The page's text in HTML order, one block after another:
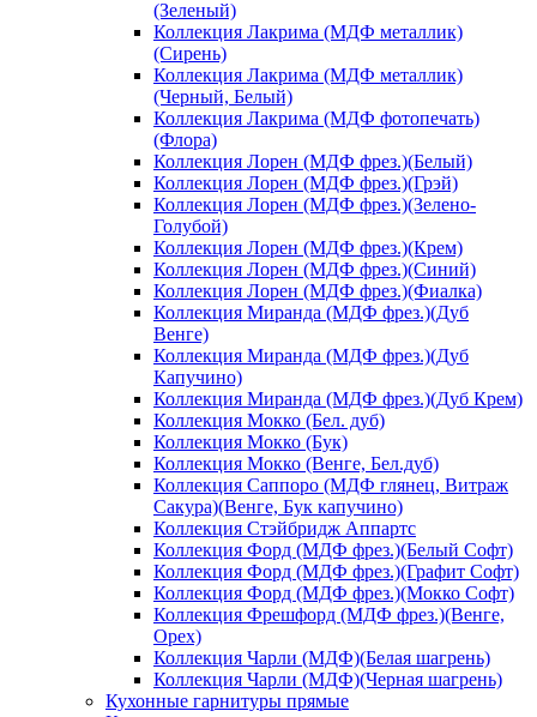
(Зеленый)
Коллекция Лакрима (МДФ металлик)
(Сирень)
Коллекция Лакрима (МДФ металлик)
(Черный, Белый)
Коллекция Лакрима (МДФ фотопечать)
(Флора)
Коллекция Лорен (МДФ фрез.)(Белый)
Коллекция Лорен (МДФ фрез.)(Грэй)
Коллекция Лорен (МДФ фрез.)(Зелено-
Голубой)
Коллекция Лорен (МДФ фрез.)(Крем)
Коллекция Лорен (МДФ фрез.)(Синий)
Коллекция Лорен (МДФ фрез.)(Фиалка)
Коллекция Миранда (МДФ фрез.)(Дуб
Венге)
Коллекция Миранда (МДФ фрез.)(Дуб
Капучино)
Коллекция Миранда (МДФ фрез.)(Дуб Крем)
Коллекция Мокко (Бел. дуб)
Коллекция Мокко (Бук)
Коллекция Мокко (Венге, Бел.дуб)
Коллекция Саппоро (МДФ глянец, Витраж
Сакура)(Венге, Бук капучино)
Коллекция Стэйбридж Аппартс
Коллекция Форд (МДФ фрез.)(Белый Софт)
Коллекция Форд (МДФ фрез.)(Графит Софт)
Коллекция Форд (МДФ фрез.)(Мокко Софт)
Коллекция Фрешфорд (МДФ фрез.)(Венге,
Орех)
Коллекция Чарли (МДФ)(Белая шагрень)
Коллекция Чарли (МДФ)(Черная шагрень)
Кухонные гарнитуры прямые